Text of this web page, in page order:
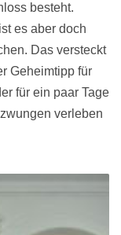
besteht.
es aber doch
Das versteckt
Geheimtipp für
für ein paar Tage
verleben